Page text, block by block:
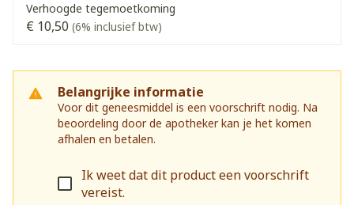
Verhoogde tegemoetkoming
€ 10,50 (6% inclusief btw)
Belangrijke informatie
Voor dit geneesmiddel is een voorschrift nodig. Na
beoordeling door de apotheker kan je het komen
afhalen en betalen.
Ik weet dat dit product een voorschrift
vereist.